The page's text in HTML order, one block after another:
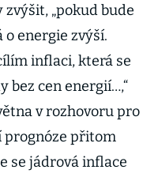
„pokud bude
energie zvýší.
inflaci, která se
bez cen energií…,“
v rozhovoru pro
prognóze přitom
se jádrová inflace